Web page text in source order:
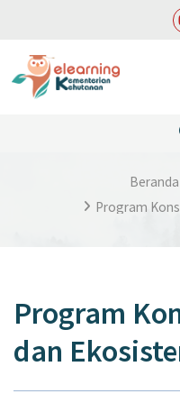
Beranda
Program
Program
dan